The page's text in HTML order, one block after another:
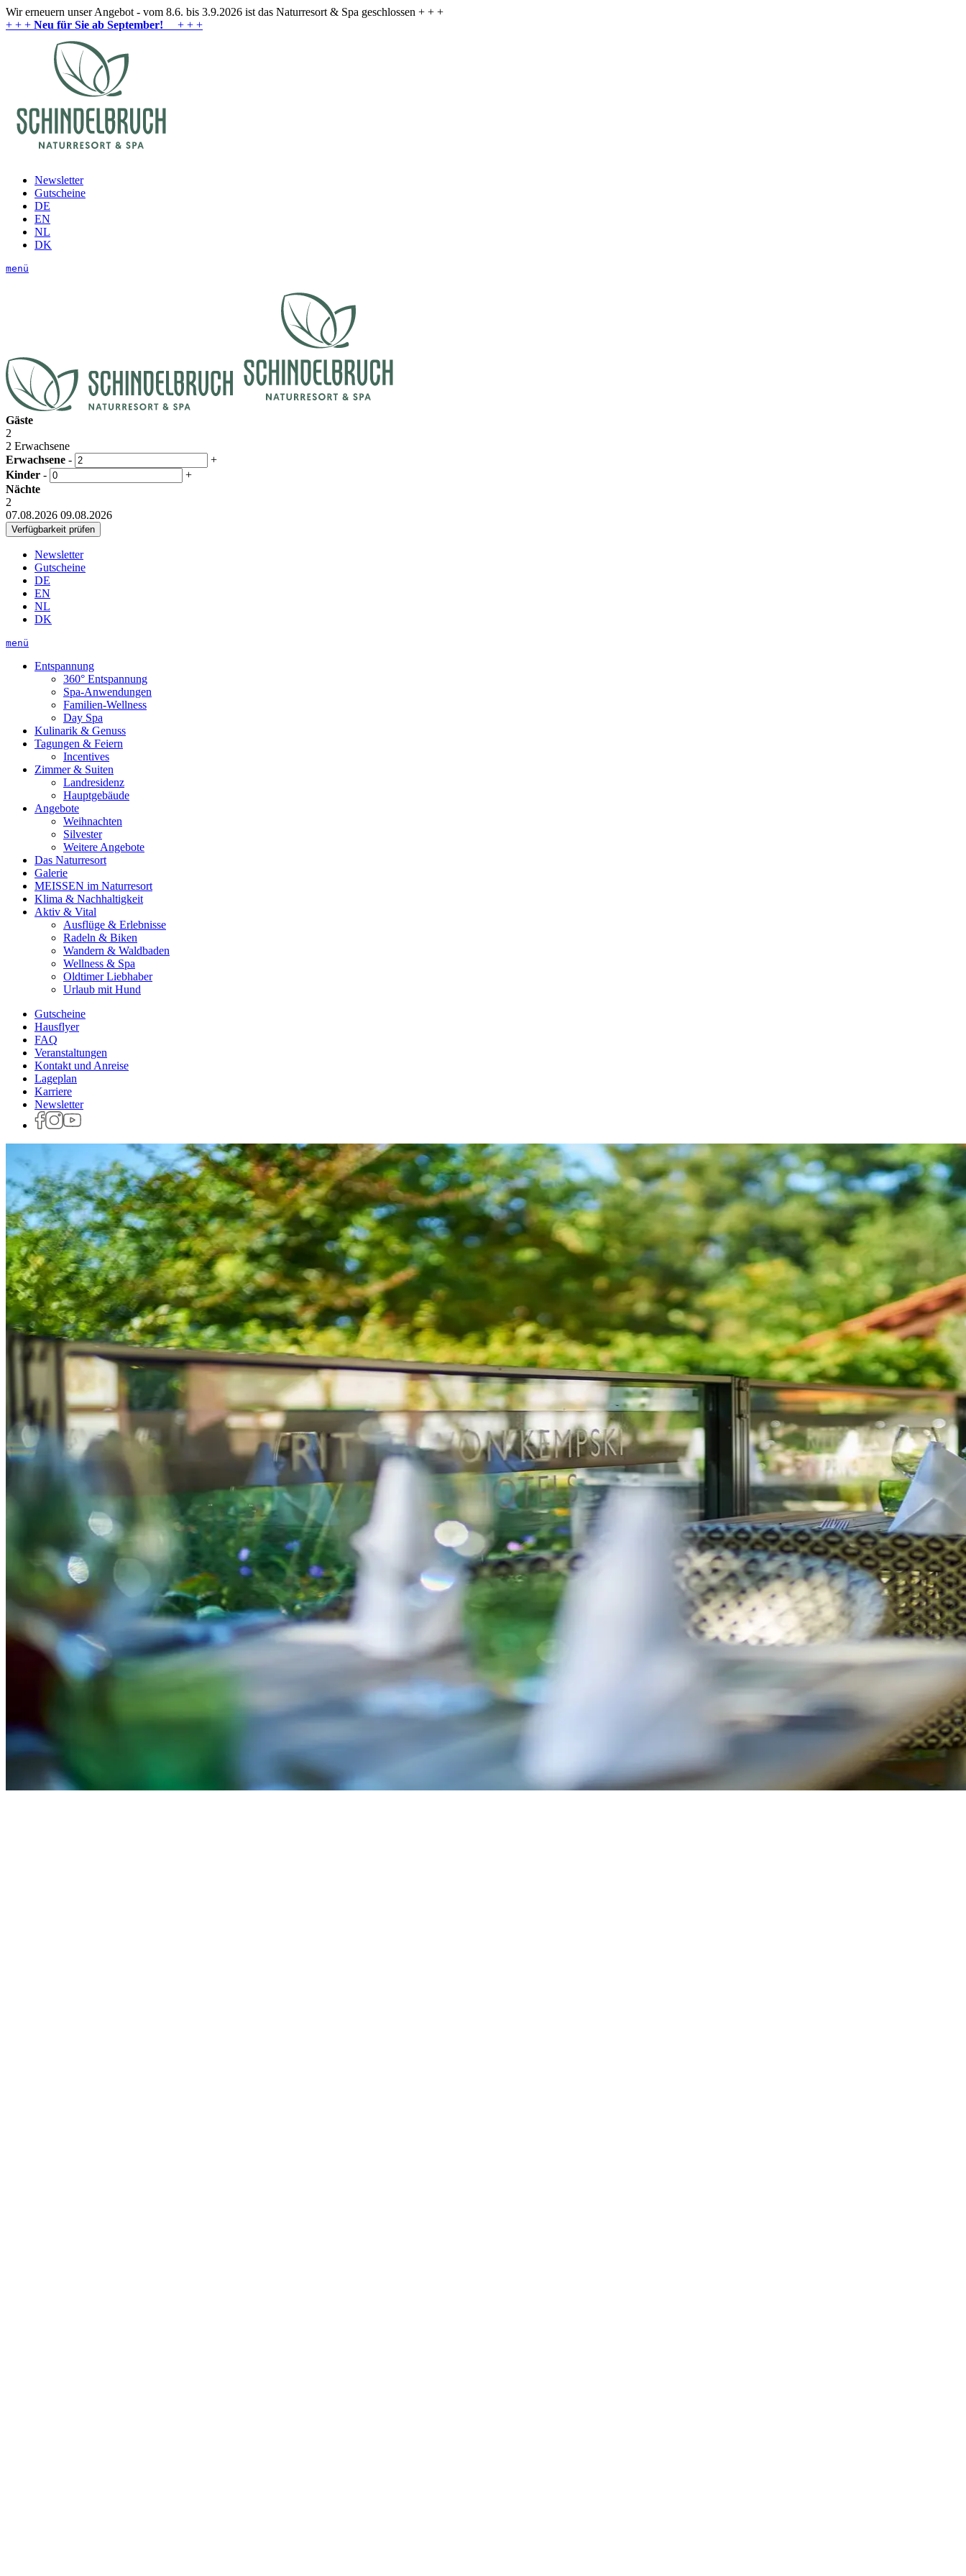
Wir erneuern unser Angebot - vom 8.6. bis 3.9.2026 ist das Naturresort & Spa geschlossen + + +
+ + + Neu für Sie ab September! + + +
Newsletter
Gutscheine
DE
EN
NL
DK
menü
Gäste
2
2 Erwachsene
Erwachsene -
+
Kinder -
+
Nächte
2
07.08.2026 09.08.2026
Newsletter
Gutscheine
DE
EN
NL
DK
menü
Entspannung
360° Entspannung
Spa-Anwendungen
Familien-Wellness
Day Spa
Kulinarik & Genuss
Tagungen & Feiern
Incentives
Zimmer & Suiten
Landresidenz
Hauptgebäude
Angebote
Weihnachten
Silvester
Weitere Angebote
Das Naturresort
Galerie
MEISSEN im Naturresort
Klima & Nachhaltigkeit
Aktiv & Vital
Ausflüge & Erlebnisse
Radeln & Biken
Wandern & Waldbaden
Wellness & Spa
Oldtimer Liebhaber
Urlaub mit Hund
Gutscheine
Hausflyer
FAQ
Veranstaltungen
Kontakt und Anreise
Lageplan
Karriere
Newsletter